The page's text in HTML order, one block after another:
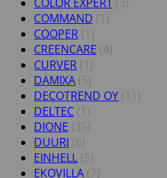
COMMAND (1)
COOPER (1)
CREENCARE (4)
CURVER (1)
DAMIXA (5)
DECOTREND OY (11)
DELTEC (1)
DIONE (35)
DUURI (6)
EINHELL (5)
EKOVILLA (7)